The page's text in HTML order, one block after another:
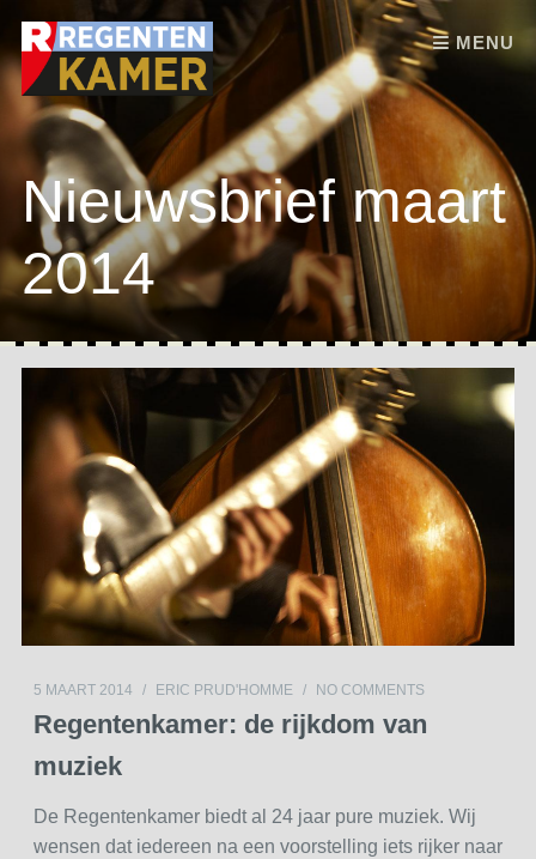
MENU
Skip to content
Nieuwsbrief maart
2014
5 MAART 2014 / ERIC PRUD'HOMME / NO COMMENTS
Regentenkamer: de rijkdom van
muziek
De Regentenkamer biedt al 24 jaar pure muziek. Wij
wensen dat iedereen na een voorstelling iets rijker naar